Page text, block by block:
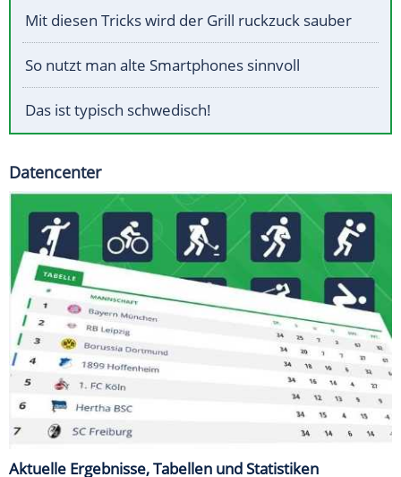
Mit diesen Tricks wird der Grill ruckzuck sauber
So nutzt man alte Smartphones sinnvoll
Das ist typisch schwedisch!
Datencenter
Aktuelle Ergebnisse, Tabellen und Statistiken